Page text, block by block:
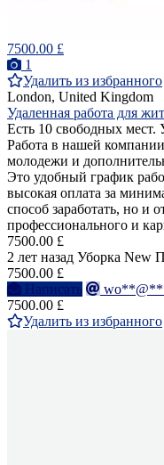
7500.00 £
1
Удалить из избранного
London, United Kingdom
Удаленная работа для
Есть 10 свободных мест.
Работа в нашей
молодежи и
Это удобный график
высокая оплата за
способ заработать, но и
профессионального и
7500.00 £
2 лет назад Уборка New
7500.00 £
Написать
7500.00 £
Удалить из избранного